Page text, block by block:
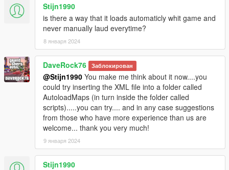
Stijn1990
is there a way that it loads automaticly whit game and
never manually laud everytime?
8 января 2024
DaveRock76 Заблокирован
@Stijn1990 You make me think about it now....you
could try inserting the XML file into a folder called
AutoloadMaps (in turn inside the folder called
scripts).....you can try.... and in any case suggestions
from those who have more experience than us are
welcome... thank you very much!
9 января 2024
Stijn1990